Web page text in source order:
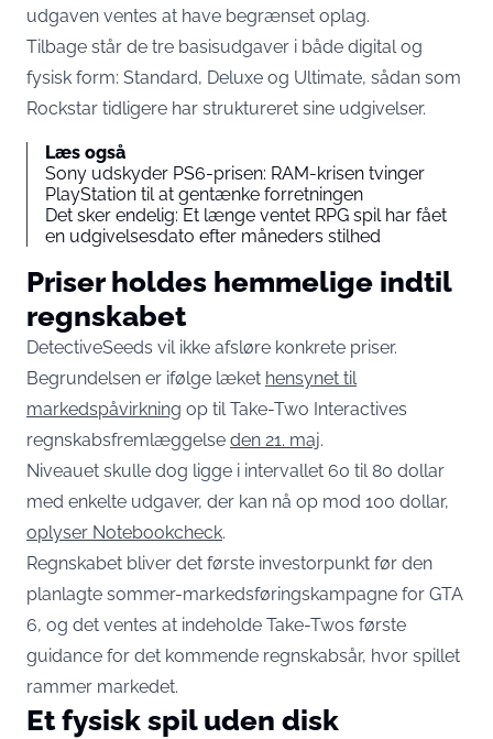
udgaven ventes at have begrænset oplag.
Tilbage står de tre basisudgaver i både digital og
fysisk form: Standard, Deluxe og Ultimate, sådan som
Rockstar tidligere har struktureret sine udgivelser.
Læs også
Sony udskyder PS6-prisen: RAM-krisen tvinger
PlayStation til at gentænke forretningen
Det sker endelig: Et længe ventet RPG spil har fået
en udgivelsesdato efter måneders stilhed
Priser holdes hemmelige indtil
regnskabet
DetectiveSeeds vil ikke afsløre konkrete priser.
Begrundelsen er ifølge læket hensynet til
markedspåvirkning op til Take-Two Interactives
regnskabsfremlæggelse den 21. maj.
Niveauet skulle dog ligge i intervallet 60 til 80 dollar
med enkelte udgaver, der kan nå op mod 100 dollar,
oplyser Notebookcheck.
Regnskabet bliver det første investorpunkt før den
planlagte sommer-markedsføringskampagne for GTA
6, og det ventes at indeholde Take-Twos første
guidance for det kommende regnskabsår, hvor spillet
rammer markedet.
Et fysisk spil uden disk